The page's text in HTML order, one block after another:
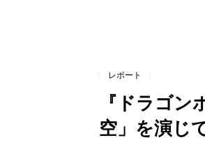
レポート
『ドラゴ
空」を演じ